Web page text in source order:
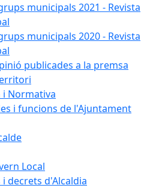
municipals 2021 - Revista
municipals 2020 - Revista
publicades a la premsa
i Normativa
i funcions de l'Ajuntament
Local
i decrets d'Alcaldia